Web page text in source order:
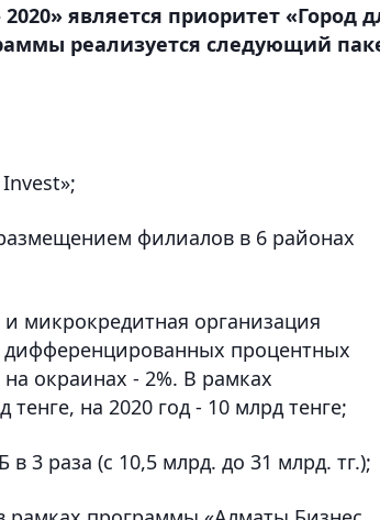
является приоритет «Город
реализуется следующий
филиалов в 6 районах
микрокредитная организация
дифференцированных процентных
окраинах - 2%. В рамках
на 2020 год - 10 млрд тенге;
3 раза (с 10,5 млрд. до 31 млрд. тг.);